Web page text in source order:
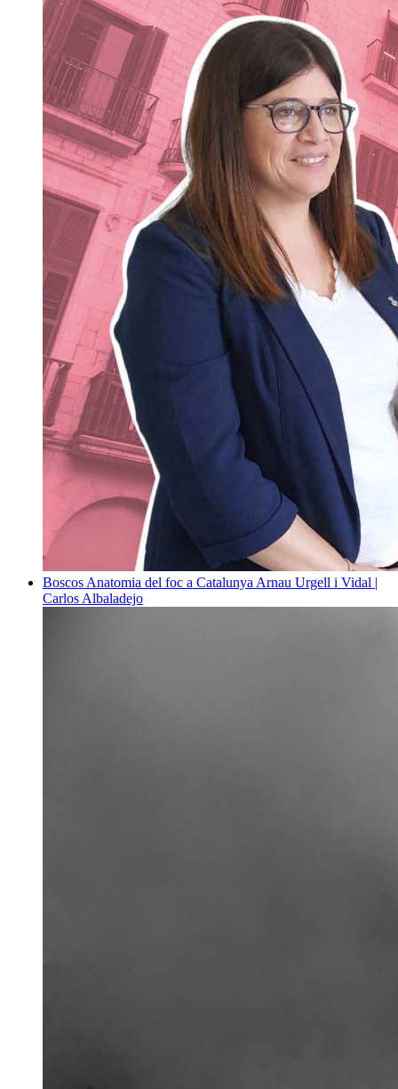
Boscos Anatomia del foc a Catalunya Arnau Urgell i Vidal |
Carlos Albaladejo